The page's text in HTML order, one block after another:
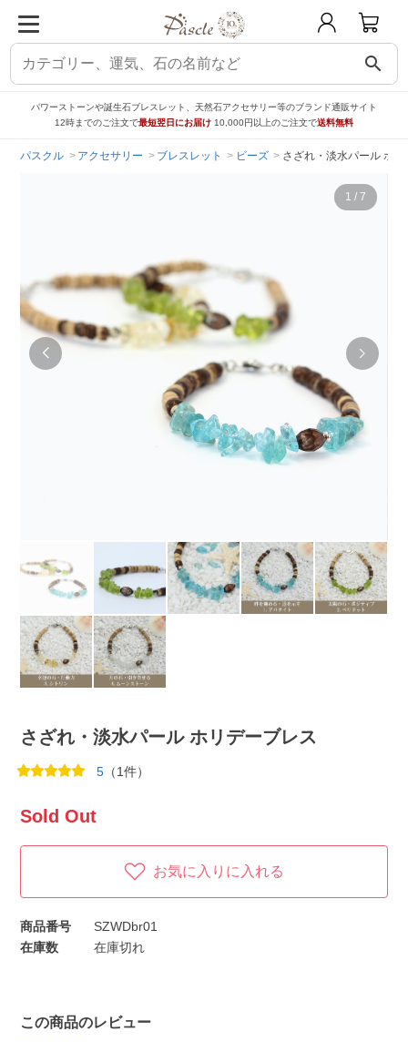
search
パワーストーンや誕生石ブレスレット、天然石アクセサリー等のブランド通販サイト
12時までのご注文で最短翌日にお届け 10,000円以上のご注文で送料無料
パスクル アクセサリー ブレスレット ビーズ さざれ・淡水パール ホ
1 / 7
さざれ・淡水パール ホリデーブレス
5 （1件）
Sold Out
お気に入りに入れる
商品番号
SZWDbr01
在庫数
在庫切れ
この商品のレビュー